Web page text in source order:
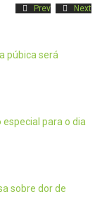
Prev Next